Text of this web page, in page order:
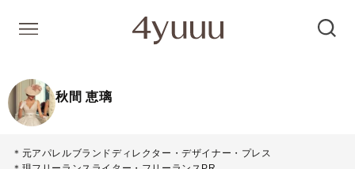
秋間 恵璃
＊元アパレルブランドディレクター・デザイナー・プレス